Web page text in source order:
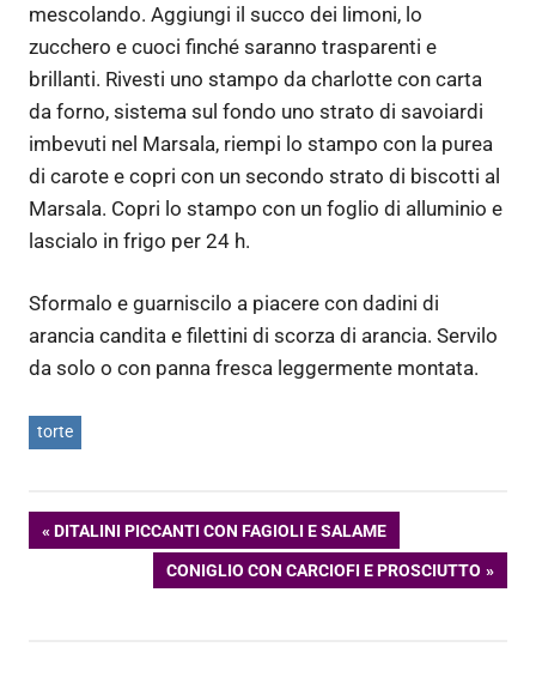
mescolando. Aggiungi il succo dei limoni, lo
zucchero e cuoci finché saranno trasparenti e
brillanti. Rivesti uno stampo da charlotte con carta
da forno, sistema sul fondo uno strato di savoiardi
imbevuti nel Marsala, riempi lo stampo con la purea
di carote e copri con un secondo strato di biscotti al
Marsala. Copri lo stampo con un foglio di alluminio e
lascialo in frigo per 24 h.
Sformalo e guarniscilo a piacere con dadini di
arancia candita e filettini di scorza di arancia. Servilo
da solo o con panna fresca leggermente montata.
torte
Navigazione
ARTICOLO
PRECEDENTE:
DITALINI PICCANTI CON FAGIOLI E SALAME
ARTICOLO
CONIGLIO CON CARCIOFI E PROSCIUTTO